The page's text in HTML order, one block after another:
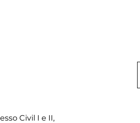
Civil I e II,